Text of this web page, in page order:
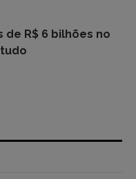
de R$ 6 bilhões no